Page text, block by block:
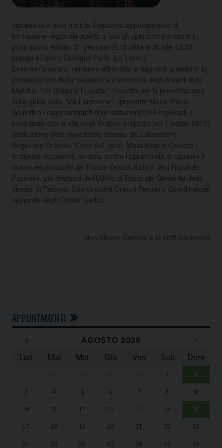
diocesana oratori ricorda il secondo appuntamento di
formazione regionale aperto a tutti gli operatori d’oratorio in
programma sabato 31 gennaio 2015 dalle 9:30 alle 12:30
presso il Centro Giovanni Paolo II a Loreto.
Durante l’incontro, verranno affrontate le seguenti questioni: la
presentazione della mappatura informatica degli oratori delle
Marche; “Un Oratorio in uscita”: incontro per la presentazione
della guida sulla “Via Lauretana”, (presente Mons. Paolo
Giulietti e i rappresentanti delle Istituzioni Civili regionali) e
implicanze con la vita degli Oratori; proposta per l’ estate 2015;
restituzione delle esperienze emerse dal Laboratorio
Regionale Oratorio “Dove sei” (prof. Massimiliano Colombi).
In questa occasione, avremo anche l’opportunità di ospitare il
nuovo responsabile del Forum Oratori Italiani, don Riccardo
Pascolini, già direttore dell’Ufficio di Pastorale Giovanile della
diocesi di Perugia, Coordinatore Oratori Perugini, Coordinatore
regionale degli Oratori Umbri.
don Steven Carboni e lo staff diocesano
APPUNTAMENTI
‹ AGOSTO 2026
›
Lun
Mar Mer Gio Ven Sab Dom
1 2
3 4 5 6 7 8 9
10 11 12 13 14 15 16
17 18 19 20 21 22 23
24 25 26 27 28 29 30